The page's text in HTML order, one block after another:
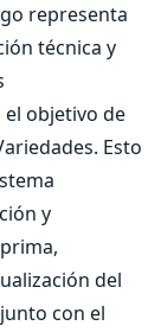
representa
técnica y
objetivo de
Esto
y
del
con el